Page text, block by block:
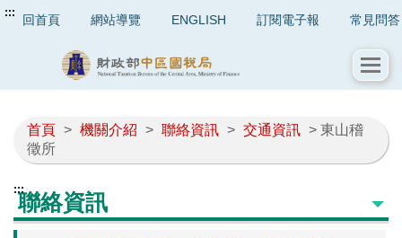
::: 回首頁 網站導覽 ENGLISH 訂閱電子報 常見問答
首頁 > 機關介紹 > 聯絡資訊 > 交通資訊 > 東山稽
徵所
:::聯絡資訊